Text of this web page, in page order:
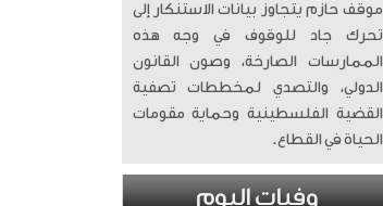
موقف حازم يتجاوز بيانات الاستنكار إلى
تحرك جاد للوقوف في وجه هذه
الممارسات الصارخة، وصون القانون
الدولي، والتصدي لمخططات تصفية
القضية الفلسطينية وحماية مقومات
الحياة في القطاع.